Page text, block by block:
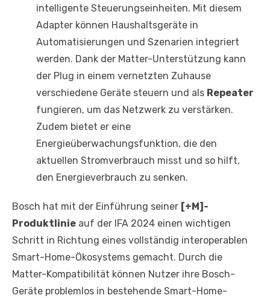
intelligente Steuerungseinheiten. Mit diesem
Adapter können Haushaltsgeräte in
Automatisierungen und Szenarien integriert
werden. Dank der Matter-Unterstützung kann
der Plug in einem vernetzten Zuhause
verschiedene Geräte steuern und als Repeater
fungieren, um das Netzwerk zu verstärken.
Zudem bietet er eine
Energieüberwachungsfunktion, die den
aktuellen Stromverbrauch misst und so hilft,
den Energieverbrauch zu senken.
Bosch hat mit der Einführung seiner [+M]-
Produktlinie auf der IFA 2024 einen wichtigen
Schritt in Richtung eines vollständig interoperablen
Smart-Home-Ökosystems gemacht. Durch die
Matter-Kompatibilität können Nutzer ihre Bosch-
Geräte problemlos in bestehende Smart-Home-